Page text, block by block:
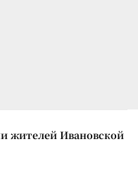
жителей Ивановской